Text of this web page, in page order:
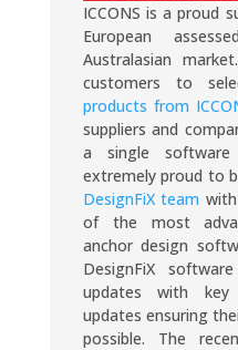
ICCONS is a proud
European
Australasian
customers to
products from
suppliers and
a single software
extremely proud to
DesignFiX team
of the most
anchor design
DesignFiX
updates with
updates ensuring
possible. The